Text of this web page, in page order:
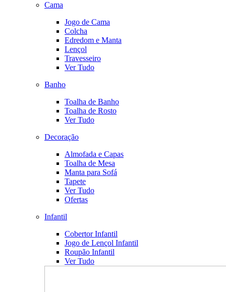
Cama
Jogo de Cama
Colcha
Edredom e Manta
Lençol
Travesseiro
Ver Tudo
Banho
Toalha de Banho
Toalha de Rosto
Ver Tudo
Decoração
Almofada e Capas
Toalha de Mesa
Manta para Sofá
Tapete
Ver Tudo
Ofertas
Infantil
Cobertor Infantil
Jogo de Lençol Infantil
Roupão Infantil
Ver Tudo